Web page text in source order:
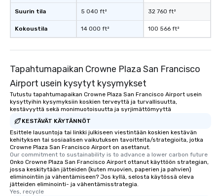
Suurin tila
Kokoustila
5 040 ft²
14 000 ft²
32 760 ft²
100 566 ft²
Tapahtumapaikan Crowne Plaza San Francisco
Airport usein kysytyt kysymykset
Tutustu tapahtumapaikan Crowne Plaza San Francisco Airport usein
kysyttyihin kysymyksiin koskien terveyttä ja turvallisuutta,
kestävyyttä sekä monimuotoisuutta ja syrjimättömyyttä
KESTÄVÄT KÄYTÄNNÖT
Esittele lausuntoja tai linkki julkiseen viestintään koskien kestävän
kehityksen tai sosiaalisen vaikutuksen tavoitteita/strategioita, jotka
Crowne Plaza San Francisco Airport on asettanut.
Our commitment to sustainability is to advance a lower carbon future
Onko Crowne Plaza San Francisco Airport ottanut käyttöön strategian,
jossa keskitytään jätteiden (kuten muovien, paperien ja pahvien)
eliminointiin ja vähentämiseen? Jos kyllä, selosta käytössä oleva
jätteiden eliminointi- ja vähentämisstrategia.
Yes, recycle